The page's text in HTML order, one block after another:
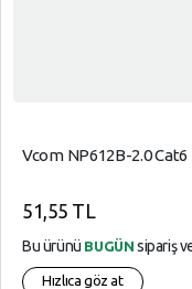
Vcom NP612B-2.0
51,55 TL
Bu ürünü BUGÜN sipariş
Hızlıca göz at